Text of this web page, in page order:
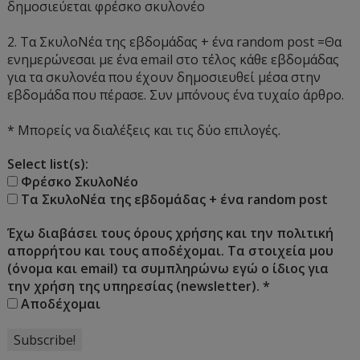
δημοσιεύεται φρέσκο σκυλονέο
2. Τα ΣκυλοΝέα της εβδομάδας + ένα random post =Θα
ενημερώνεσαι με ένα email στο τέλος κάθε εβδομάδας
για τα σκυλονέα που έχουν δημοσιευθεί μέσα στην
εβδομάδα που πέρασε. Συν μπόνους ένα τυχαίο άρθρο.
* Μπορείς να διαλέξεις και τις δύο επιλογές.
Select list(s):
Φρέσκο ΣκυλοΝέο
Τα ΣκυλοΝέα της εβδομάδας + ένα random post
Έχω διαβάσει τους όρους χρήσης και την πολιτική
απορρήτου και τους αποδέχομαι. Τα στοιχεία μου
(όνομα και email) τα συμπληρώνω εγώ ο ίδιος για
την χρήση της υπηρεσίας (newsletter).*
Αποδέχομαι